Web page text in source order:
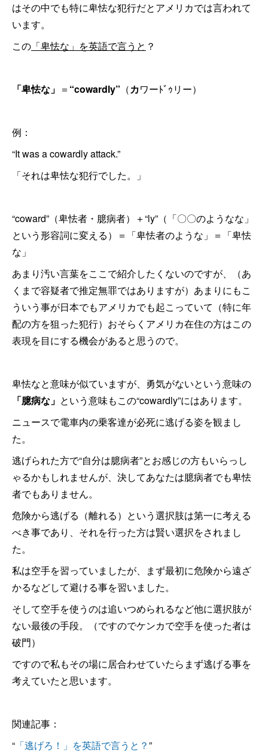
はその中でも特に卑怯な犯行だとアメリカでは言われて
います。
この 「卑怯な」を英語で言うと ？
「卑怯な」 ＝ “cowardly” （カワーﾄﾞｩリー）
例：
“It was a cowardly attack.”
「それは卑怯な犯行でした。」
“coward”（卑怯者・臆病者）＋“ly”（「〇〇のようなな」
という形容詞に変える）＝「卑怯者のような」＝「卑怯
な」
あまり汚い言葉をここで紹介したくないのですが、（あ
くまで容疑者で推定無罪ではありますが）あまりにもこ
ういう事が日本でもアメリカでも起こっていて（特に年
配の方を狙った犯行）おそらくアメリカ在住の方はこの
表現を目にする機会があると思うので。
卑怯なと意味が似ていますが、勇気がないという意味の
「臆病な」 という意味もこの“cowardly”にはあります。
ニュースで電車内の乗客達が必死に逃げる姿を観まし
た。
逃げられた方で“自分は臆病者”とお感じの方もいらっし
ゃるかもしれませんが、決してあなたは臆病者でも卑怯
者でもありません。
危険から逃げる（離れる）という選択肢は第一に考える
べき事であり、それを行った方は賢い選択をされまし
た。
私は空手を習っていましたが、まず最初に危険から遠ざ
かるなどして避ける事を習いました。
そして空手を使うのは追いつめられるなど他に選択肢が
ない最後の手段。（ですのでケンカで空手を使った者は
破門）
ですので私もその場に居合わせていたらまず逃げる事を
考えていたと思います。
関連記事：
“ 「逃げろ！」を英語で言うと？”